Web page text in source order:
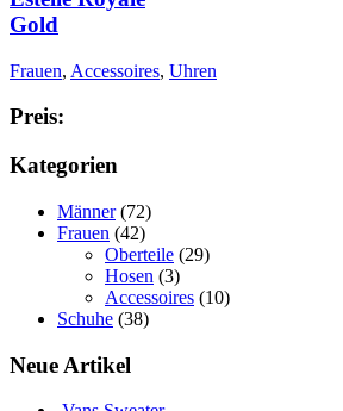
Gold
Frauen, Accessoires, Uhren
Preis:
Kategorien
Männer (72)
Frauen (42)
Oberteile (29)
Hosen (3)
Accessoires (10)
Schuhe (38)
Neue Artikel